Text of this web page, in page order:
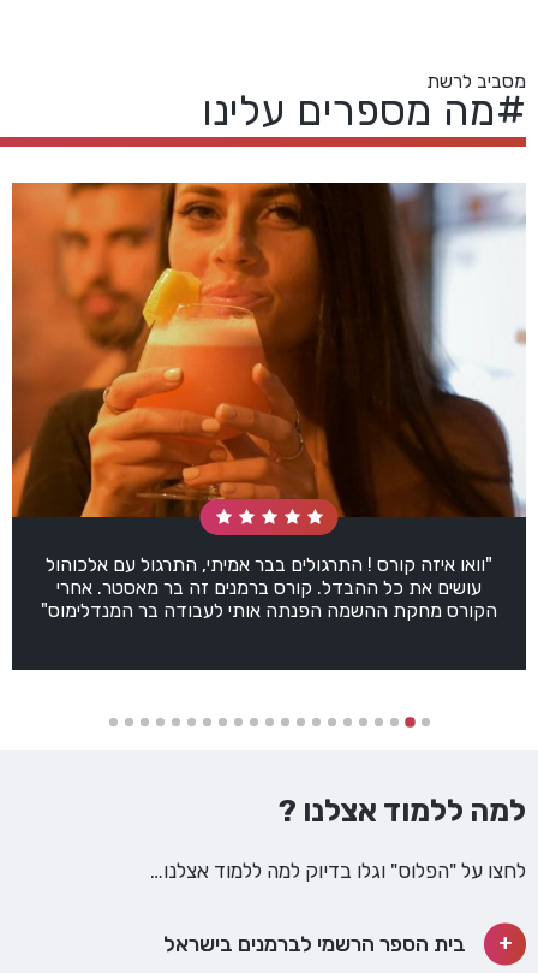
מסביב לרשת
#מה מספרים עלינו
"וואו איזה קורס ! התרגולים בבר אמיתי, התרגול עם אלכוהול
עושים את כל ההבדל. קורס ברמנים זה בר מאסטר. אחרי
הקורס מחקת ההשמה הפנתה אותי לעבודה בר המנדלימוס"
למה ללמוד אצלנו ?
לחצו על "הפלוס" וגלו בדיוק למה ללמוד אצלנו…
בית הספר הרשמי לברמנים בישראל